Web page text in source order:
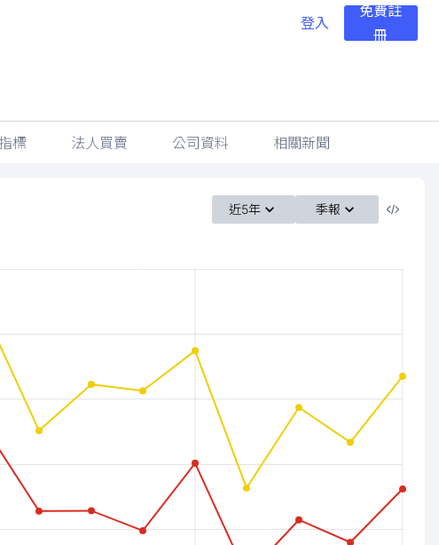
登入
免費註
冊
標 法人買賣 公司資料 相關新聞
近5年 季報